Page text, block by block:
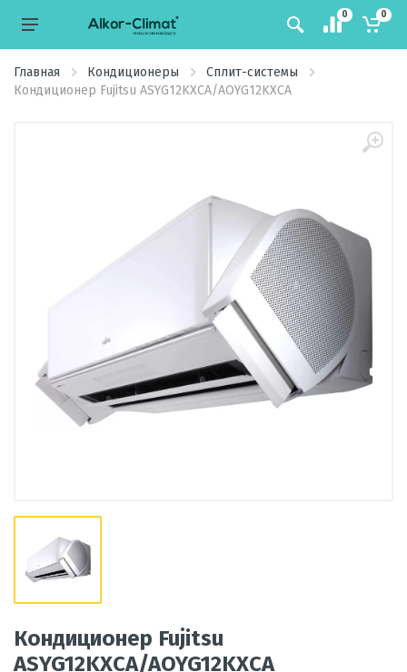
0 0
Главная Кондиционеры
Сплит-системы
Кондиционер Fujitsu ASYG12KXCA/AOYG12KXCA
Кондиционер Fujitsu
ASYG12KXCA/AOYG12KXCA